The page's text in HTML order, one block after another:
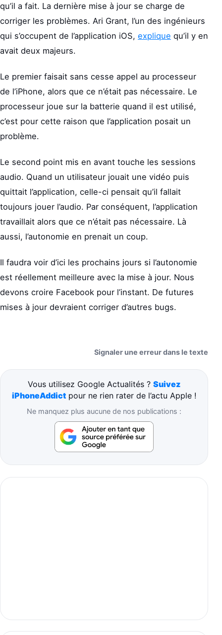
qu’il a fait. La dernière mise à jour se charge de
corriger les problèmes. Ari Grant, l’un des ingénieurs
qui s’occupent de l’application iOS, explique qu’il y en
avait deux majeurs.
Le premier faisait sans cesse appel au processeur
de l’iPhone, alors que ce n’était pas nécessaire. Le
processeur joue sur la batterie quand il est utilisé,
c’est pour cette raison que l’application posait un
problème.
Le second point mis en avant touche les sessions
audio. Quand un utilisateur jouait une vidéo puis
quittait l’application, celle-ci pensait qu’il fallait
toujours jouer l’audio. Par conséquent, l’application
travaillait alors que ce n’était pas nécessaire. Là
aussi, l’autonomie en prenait un coup.
Il faudra voir d’ici les prochains jours si l’autonomie
est réellement meilleure avec la mise à jour. Nous
devons croire Facebook pour l’instant. De futures
mises à jour devraient corriger d’autres bugs.
Signaler une erreur dans le texte
Vous utilisez Google Actualités ? Suivez
iPhoneAddict pour ne rien rater de l’actu Apple !
Ne manquez plus aucune de nos publications :